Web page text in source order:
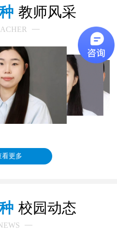
教师风采
看更多
校园动态